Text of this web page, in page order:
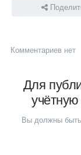
Комментариев нет
Для
Вы должны быть